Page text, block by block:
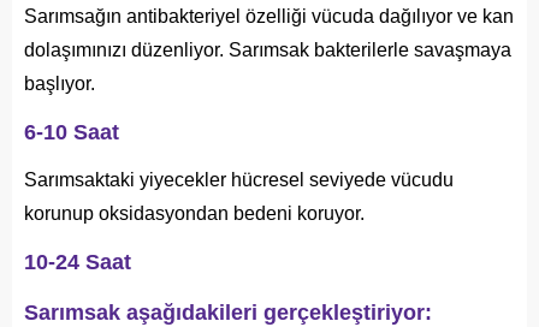
Sarımsağın antibakteriyel özelliği vücuda dağılıyor ve kan
dolaşımınızı düzenliyor. Sarımsak bakterilerle savaşmaya
başlıyor.
6-10 Saat
Sarımsaktaki yiyecekler hücresel seviyede vücudu
korunup oksidasyondan bedeni koruyor.
10-24 Saat
Sarımsak aşağıdakileri gerçekleştiriyor: